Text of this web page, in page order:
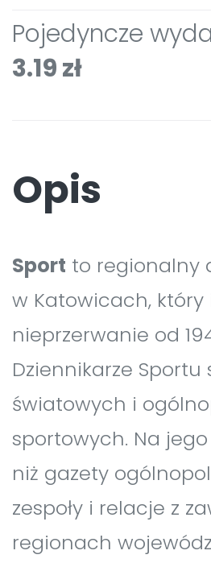
Pojedyncze
3.19 zł
Opis
Sport to regionalny
w Katowicach,
nieprzerwanie od
Dziennikarze
światowych i
sportowych. Na
niż gazety
zespoły i relacje z
regionach